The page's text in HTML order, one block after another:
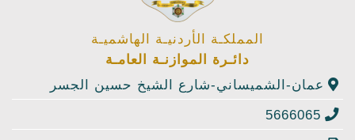
المملكـة الأردنيـة الهاشميـة
دائـرة الموازنـة العامـة
عمان-الشميساني-شارع الشيخ حسين الجسر
5666065